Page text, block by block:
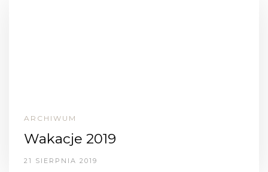
ARCHIWUM
Wakacje 2019
21 SIERPNIA 2019